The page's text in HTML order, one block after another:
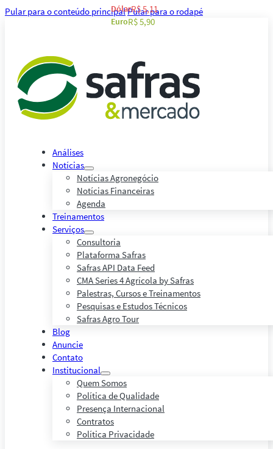
Pular para o conteúdo principalPular para o rodapé
Análises
Notícias
Notícias Agronegócio
Notícias Financeiras
Agenda
Treinamentos
Serviços
Consultoria
Plataforma Safras
Safras API Data Feed
CMA Series 4 Agrícola by Safras
Palestras, Cursos e Treinamentos
Pesquisas e Estudos Técnicos
Safras Agro Tour
Blog
Anuncie
Contato
Institucional
Quem Somos
Política de Qualidade
Presença Internacional
Contratos
Política Privacidade
DólarR$ 5,11
EuroR$ 5,90